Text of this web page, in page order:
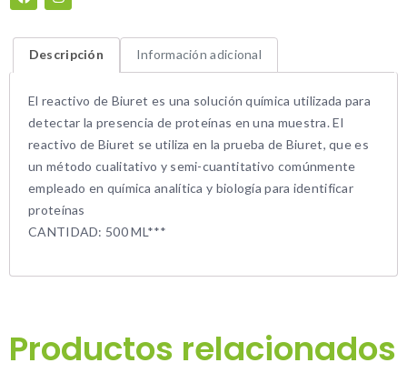
Descripción Información adicional
El reactivo de Biuret es una solución química utilizada para
detectar la presencia de proteínas en una muestra. El
reactivo de Biuret se utiliza en la prueba de Biuret, que es
un método cualitativo y semi-cuantitativo comúnmente
empleado en química analítica y biología para identificar
proteínas
CANTIDAD: 500 ML***
Productos relacionados